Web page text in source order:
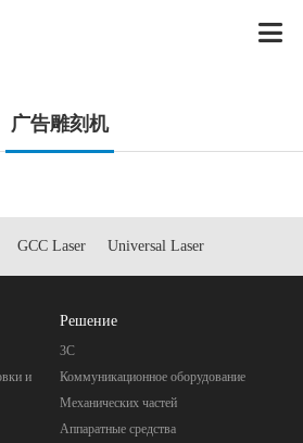
广告雕刻机
GCC Laser Universal Laser
и
Pешение
3C
Коммуникационное оборудование
Механических частей
Aппаратные средства